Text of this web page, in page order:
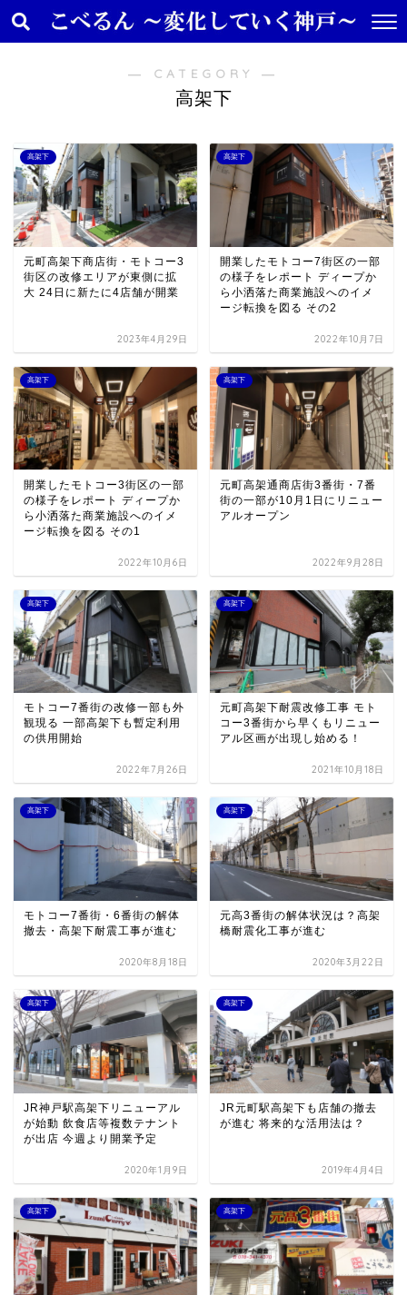
― CATEGORY ―
高架下
高架下
元町高架下商店街・モトコー3
街区の改修エリアが東側に拡
大 24日に新たに4店舗が開業
2023年4月29日
高架下
開業したモトコー7街区の一部
の様子をレポート ディープか
ら小洒落た商業施設へのイメ
ージ転換を図る その2
2022年10月7日
高架下
開業したモトコー3街区の一部
の様子をレポート ディープか
ら小洒落た商業施設へのイメ
ージ転換を図る その1
2022年10月6日
高架下
元町高架通商店街3番街・7番
街の一部が10月1日にリニュー
アルオープン
2022年9月28日
高架下
モトコー7番街の改修一部も外
観現る 一部高架下も暫定利用
の供用開始
2022年7月26日
高架下
元町高架下耐震改修工事 モト
コー3番街から早くもリニュー
アル区画が出現し始める！
2021年10月18日
高架下
モトコー7番街・6番街の解体
撤去・高架下耐震工事が進む
2020年8月18日
高架下
元高3番街の解体状況は？高架
橋耐震化工事が進む
2020年3月22日
高架下
JR神戸駅高架下リニューアル
が始動 飲食店等複数テナント
が出店 今週より開業予定
2020年1月9日
高架下
JR元町駅高架下も店舗の撤去
が進む 将来的な活用法は？
2019年4月4日
高架下 高架下